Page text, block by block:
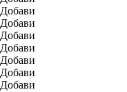
Добави
Добави
Добави
Добави
Добави
Добави
Добави